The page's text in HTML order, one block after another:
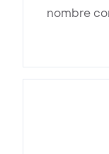
nombre